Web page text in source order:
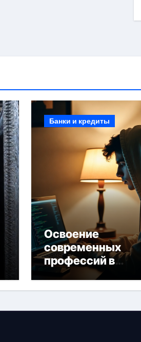
Банки и кредиты
Освоение
современных
профессий в
онлайн-формате